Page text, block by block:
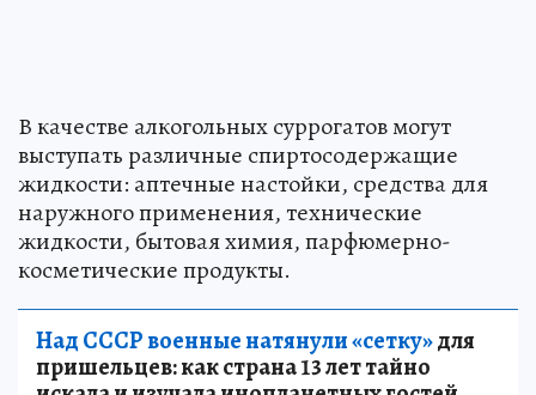
В качестве алкогольных суррогатов могут
выступать различные спиртосодержащие
жидкости: аптечные настойки, средства для
наружного применения, технические
жидкости, бытовая химия, парфюмерно-
косметические продукты.
Над СССР военные натянули «сетку»для
пришельцев: как страна 13 лет тайно